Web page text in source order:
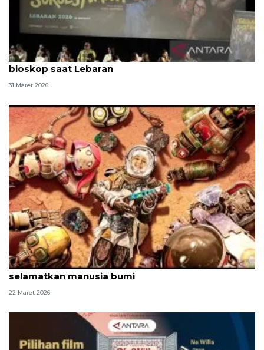
Film Indonesia datangkan jutaan penonton ke
bioskop saat Lebaran
31 Maret 2026
"Pelangi di Mars" bawa kisah heroik untuk
selamatkan manusia bumi
22 Maret 2026